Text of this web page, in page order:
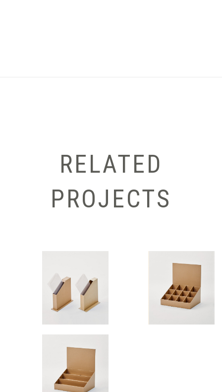
RELATED
PROJECTS